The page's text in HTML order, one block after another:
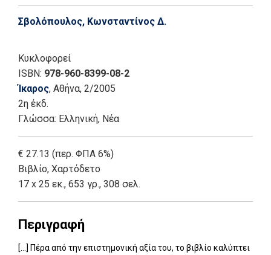
Σβολόπουλος, Κωνσταντίνος Δ.
Κυκλοφορεί
ISBN: 978-960-8399-08-2
Ίκαρος, Αθήνα, 2/2005
2η έκδ.
Γλώσσα: Ελληνική, Νέα
€ 27.13 (περ. ΦΠΑ 6%)
Βιβλίο, Χαρτόδετο
17 x 25 εκ., 653 γρ., 308 σελ.
Περιγραφή
[...] Πέρα από την επιστημονική αξία του, το βιβλίο καλύπτει